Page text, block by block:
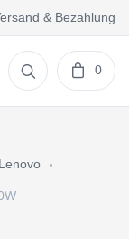
& Bezahlung
0
Lenovo